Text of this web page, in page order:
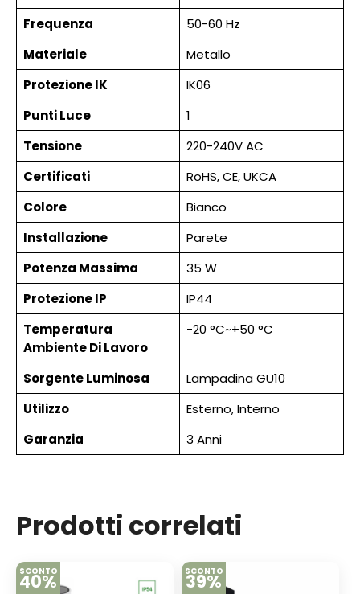
Frequenza
50-60 Hz
Materiale
Metallo
Protezione IK
IK06
Punti Luce
1
Tensione
220-240V AC
Certificati
RoHS, CE, UKCA
Colore
Bianco
Installazione
Parete
Potenza Massima
35 W
Protezione IP
IP44
Temperatura
Ambiente Di Lavoro
-20 °C~+50 °C
Sorgente Luminosa
Lampadina GU10
Utilizzo
Esterno, Interno
Garanzia
3 Anni
Prodotti correlati
SCONTO
40% SCONTO
39%